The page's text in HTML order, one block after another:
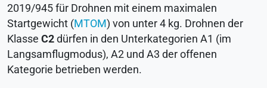
2019/945 für Drohnen mit einem maximalen
Startgewicht (MTOM) von unter 4 kg. Drohnen der
Klasse C2 dürfen in den Unterkategorien A1 (im
Langsamflugmodus), A2 und A3 der offenen
Kategorie betrieben werden.